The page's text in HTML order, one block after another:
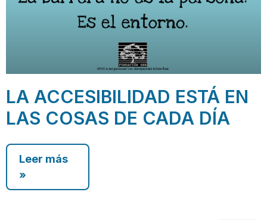
LA ACCESIBILIDAD ESTÁ EN
LAS COSAS DE CADA DÍA
Leer más
»